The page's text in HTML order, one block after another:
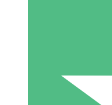
Betala per